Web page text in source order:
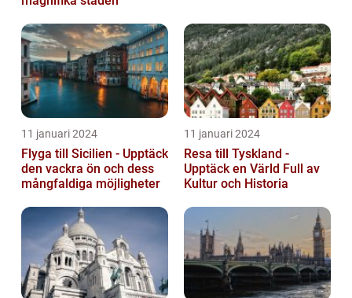
11 januari 2024
Flyga till Sicilien - Upptäck
den vackra ön och dess
mångfaldiga möjligheter
11 januari 2024
Resa till Tyskland -
Upptäck en Värld Full av
Kultur och Historia